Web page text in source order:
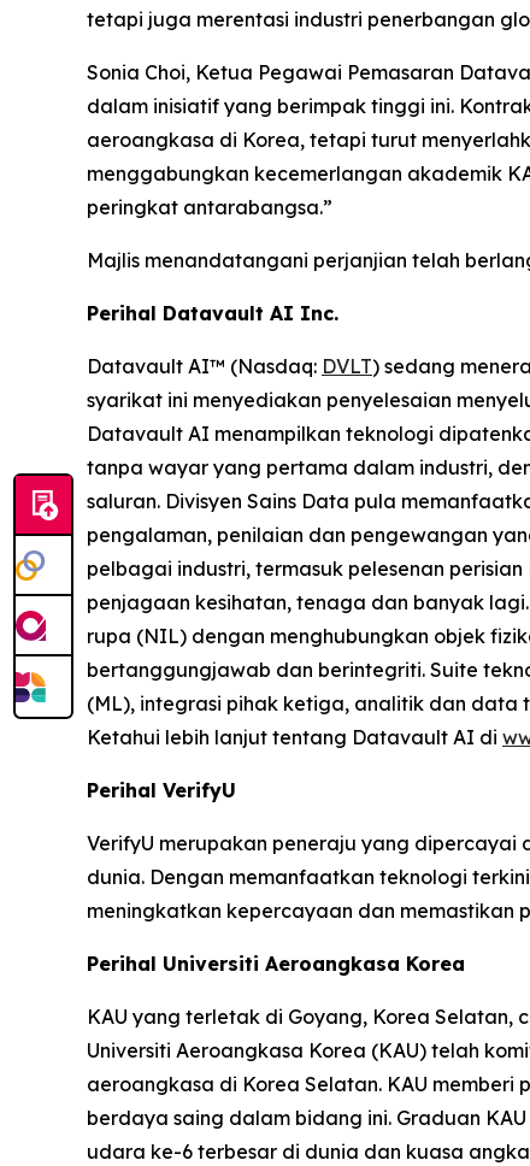
tetapi juga merentasi industri penerbangan
Sonia Choi, Ketua Pegawai Pemasaran
dalam inisiatif yang berimpak tinggi ini.
aeroangkasa di Korea, tetapi turut
menggabungkan kecemerlangan akademik
peringkat antarabangsa.”
Majlis menandatangani perjanjian telah
Perihal Datavault AI Inc.
Datavault AI™ (Nasdaq: DVLT) sedang
syarikat ini menyediakan penyelesaian
Datavault AI menampilkan teknologi
tanpa wayar yang pertama dalam industri,
saluran. Divisyen Sains Data pula
pengalaman, penilaian dan pengewangan
pelbagai industri, termasuk pelesenan
penjagaan kesihatan, tenaga dan banyak
rupa (NIL) dengan menghubungkan objek
bertanggungjawab dan berintegriti. Suite
(ML), integrasi pihak ketiga, analitik dan data
Ketahui lebih lanjut tentang Datavault AI di
Perihal VerifyU
VerifyU merupakan peneraju yang dipercayai
dunia. Dengan memanfaatkan teknologi
meningkatkan kepercayaan dan memastikan
Perihal Universiti Aeroangkasa Korea
KAU yang terletak di Goyang, Korea
Universiti Aeroangkasa Korea (KAU) telah
aeroangkasa di Korea Selatan. KAU
berdaya saing dalam bidang ini. Graduan
udara ke-6 terbesar di dunia dan kuasa